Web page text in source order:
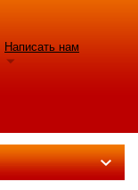
Написать нам